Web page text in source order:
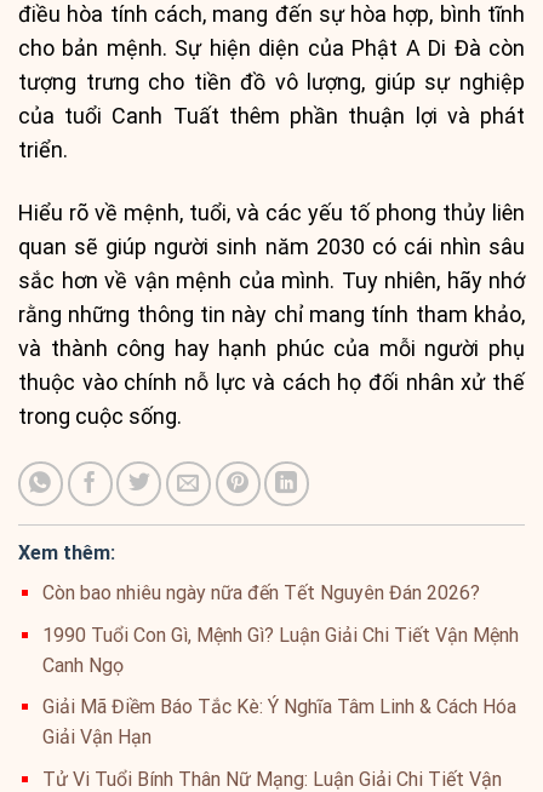
điều hòa tính cách, mang đến sự hòa hợp, bình tĩnh
cho bản mệnh. Sự hiện diện của Phật A Di Đà còn
tượng trưng cho tiền đồ vô lượng, giúp sự nghiệp
của tuổi Canh Tuất thêm phần thuận lợi và phát
triển.
Hiểu rõ về mệnh, tuổi, và các yếu tố phong thủy liên
quan sẽ giúp người sinh năm 2030 có cái nhìn sâu
sắc hơn về vận mệnh của mình. Tuy nhiên, hãy nhớ
rằng những thông tin này chỉ mang tính tham khảo,
và thành công hay hạnh phúc của mỗi người phụ
thuộc vào chính nỗ lực và cách họ đối nhân xử thế
trong cuộc sống.
Xem thêm:
Còn bao nhiêu ngày nữa đến Tết Nguyên Đán 2026?
1990 Tuổi Con Gì, Mệnh Gì? Luận Giải Chi Tiết Vận Mệnh
Canh Ngọ
Giải Mã Điềm Báo Tắc Kè: Ý Nghĩa Tâm Linh & Cách Hóa
Giải Vận Hạn
Tử Vi Tuổi Bính Thân Nữ Mạng: Luận Giải Chi Tiết Vận